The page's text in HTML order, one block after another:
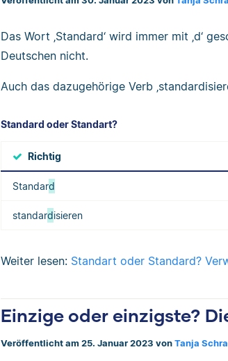
Das Wort ‚Standard‘ wird immer mit ‚d‘
Deutschen nicht.
Auch das dazugehörige Verb
Standard oder Standart?
Richtig
Standard
standardisieren
Weiter lesen: Standart oder Standard?
Einzige oder einzigste?
Veröffentlicht am 25. Januar 2023 von Tanja